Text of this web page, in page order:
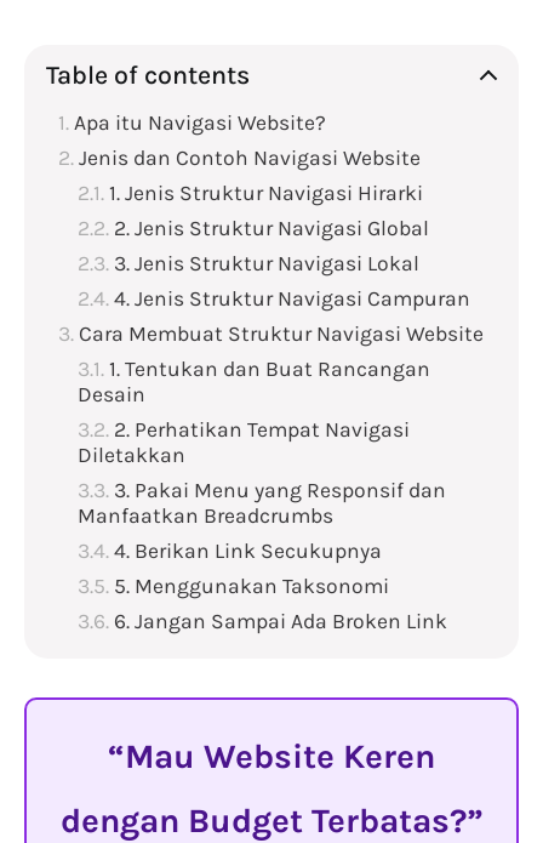
Table of contents
Apa itu Navigasi Website?
Jenis dan Contoh Navigasi Website
1. Jenis Struktur Navigasi Hirarki
2. Jenis Struktur Navigasi Global
3. Jenis Struktur Navigasi Lokal
4. Jenis Struktur Navigasi Campuran
Cara Membuat Struktur Navigasi Website
1. Tentukan dan Buat Rancangan
Desain
2. Perhatikan Tempat Navigasi
Diletakkan
3. Pakai Menu yang Responsif dan
Manfaatkan Breadcrumbs
4. Berikan Link Secukupnya
5. Menggunakan Taksonomi
6. Jangan Sampai Ada Broken Link
Mau Website Keren
dengan Budget Terbatas?